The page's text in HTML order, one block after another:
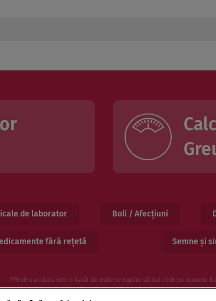
de laborator Boli / Afecțiuni
fără rețetă Semne și
*Pentru a căuta intr-o bază de date te rugăm să dai click pe numele